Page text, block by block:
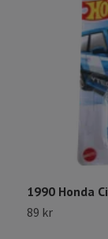
1990 Honda
89 kr